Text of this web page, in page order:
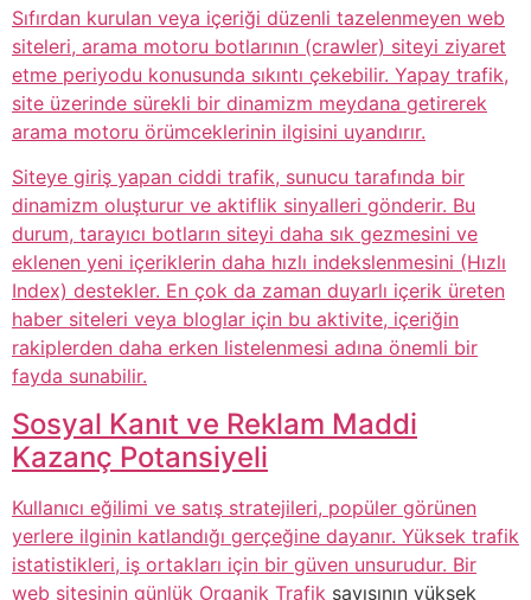
Sıfırdan kurulan veya içeriği düzenli tazelenmeyen web
siteleri, arama motoru botlarının (crawler) siteyi ziyaret
etme periyodu konusunda sıkıntı çekebilir. Yapay trafik,
site üzerinde sürekli bir dinamizm meydana getirerek
arama motoru örümceklerinin ilgisini uyandırır.
Siteye giriş yapan ciddi trafik, sunucu tarafında bir
dinamizm oluşturur ve aktiflik sinyalleri gönderir. Bu
durum, tarayıcı botların siteyi daha sık gezmesini ve
eklenen yeni içeriklerin daha hızlı indekslenmesini (Hızlı
Index) destekler. En çok da zaman duyarlı içerik üreten
haber siteleri veya bloglar için bu aktivite, içeriğin
rakiplerden daha erken listelenmesi adına önemli bir
fayda sunabilir.
Sosyal Kanıt ve Reklam Maddi
Kazanç Potansiyeli
Kullanıcı eğilimi ve satış stratejileri, popüler görünen
yerlere ilginin katlandığı gerçeğine dayanır. Yüksek trafik
istatistikleri, iş ortakları için bir güven unsurudur. Bir
web sitesinin günlük Organik Trafik sayısının yüksek